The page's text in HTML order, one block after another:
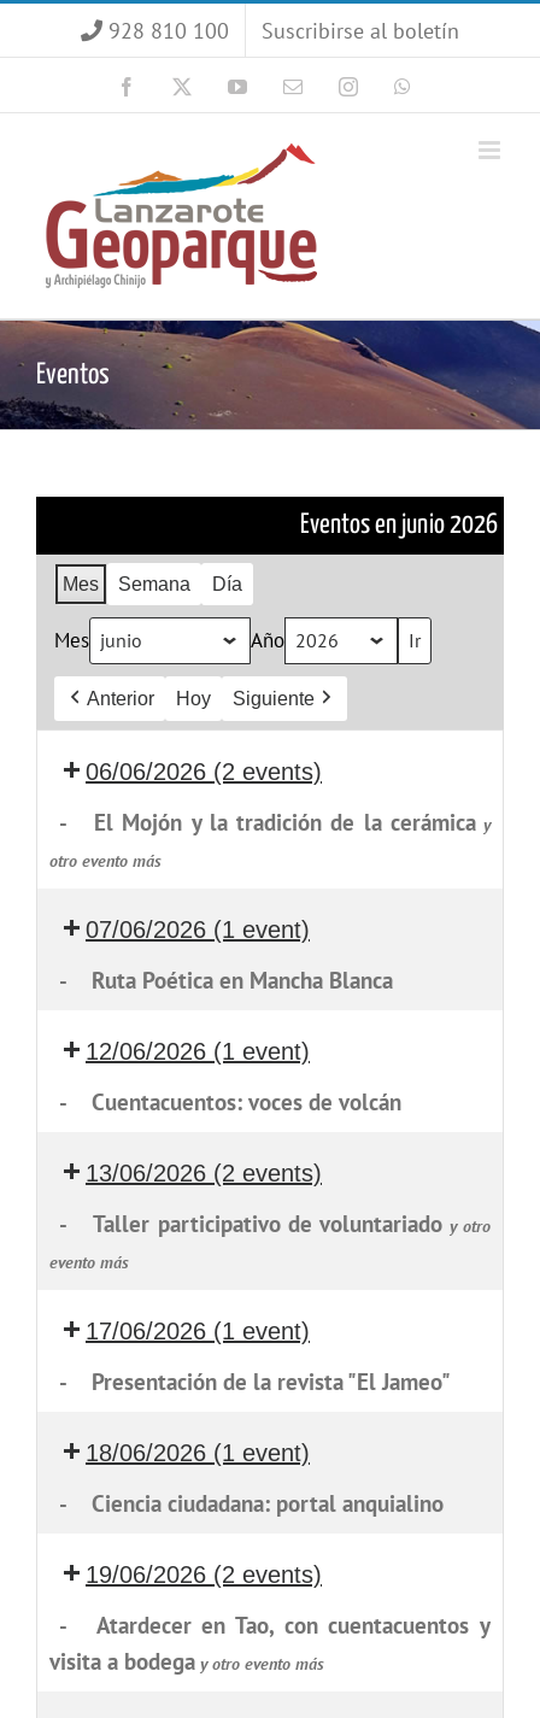
928 810 100 Suscribirse al boletín
Facebook YouTubeCorreoInstagram
Eventos
Eventos en junio 2026
Mes Semana Día
Mes Año
Anterior Hoy Siguiente
06/06/2026 (2 events)
- El Mojón y la tradición de la cerámicay
otro evento más
07/06/2026 (1 event)
- Ruta Poética en Mancha Blanca
12/06/2026 (1 event)
- Cuentacuentos: voces de volcán
13/06/2026 (2 events)
- Taller participativo de voluntariado y otro
evento más
17/06/2026 (1 event)
- Presentación de la revista "El Jameo"
18/06/2026 (1 event)
- Ciencia ciudadana: portal anquialino
19/06/2026 (2 events)
-
Atardecer en Tao, con cuentacuentos y
visita a bodegay otro evento más